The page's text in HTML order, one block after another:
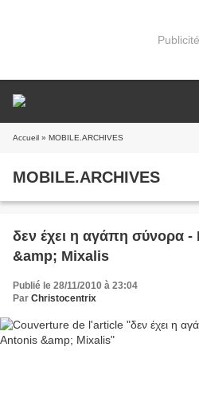
Publicité
Accueil » MOBILE.ARCHIVES
MOBILE.ARCHIVES
δεν έχει η αγάπη σύνορα
&amp; Mixalis
Publié le 28/11/2010 à 23:04
Par Christocentrix